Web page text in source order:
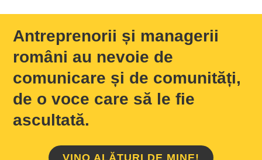
Antreprenorii și managerii
români au nevoie de
comunicare și de comunități,
de o voce care să le fie
ascultată.
VINO ALĂTURI DE MINE!